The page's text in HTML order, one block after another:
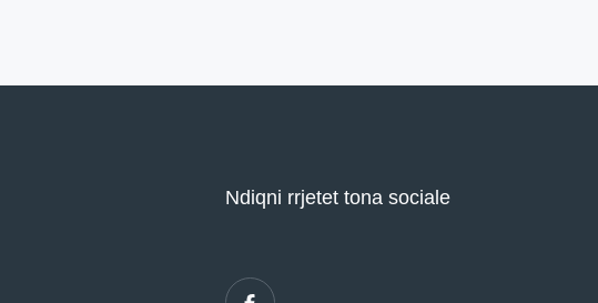
Ndiqni rrjetet tona sociale